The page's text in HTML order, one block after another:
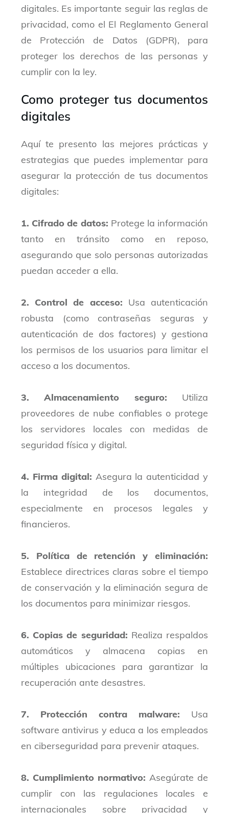
digitales. Es importante seguir las reglas de
privacidad, como el El Reglamento General
de Protección de Datos (GDPR), para
proteger los derechos de las personas y
cumplir con la ley.
Como proteger tus documentos
digitales
Aquí te presento las mejores prácticas y
estrategias que puedes implementar para
asegurar la protección de tus documentos
digitales:
1. Cifrado de datos: Protege la información
tanto en tránsito como en reposo,
asegurando que solo personas autorizadas
puedan acceder a ella.
2. Control de acceso: Usa autenticación
robusta (como contraseñas seguras y
autenticación de dos factores) y gestiona
los permisos de los usuarios para limitar el
acceso a los documentos.
3. Almacenamiento seguro: Utiliza
proveedores de nube confiables o protege
los servidores locales con medidas de
seguridad física y digital.
4. Firma digital: Asegura la autenticidad y
la integridad de los documentos,
especialmente en procesos legales y
financieros.
5. Política de retención y eliminación:
Establece directrices claras sobre el tiempo
de conservación y la eliminación segura de
los documentos para minimizar riesgos.
6. Copias de seguridad: Realiza respaldos
automáticos y almacena copias en
múltiples ubicaciones para garantizar la
recuperación ante desastres.
7. Protección contra malware: Usa
software antivirus y educa a los empleados
en ciberseguridad para prevenir ataques.
8. Cumplimiento normativo: Asegúrate de
cumplir con las regulaciones locales e
internacionales sobre privacidad y